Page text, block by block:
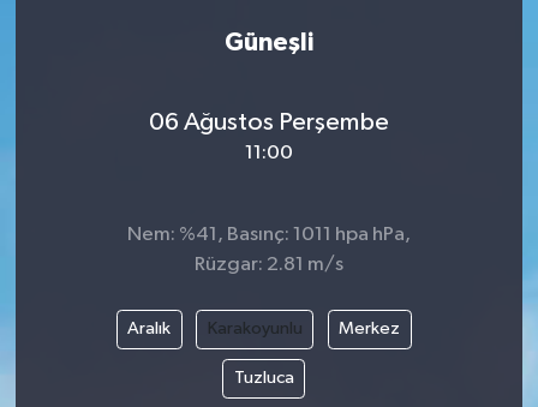
Güneşli
06 Ağustos Perşembe
11:00
Nem: %41, Basınç: 1011 hpa hPa,
Rüzgar: 2.81 m/s
Aralık Karakoyunlu Merkez
Tuzluca